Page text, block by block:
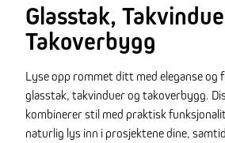
Glasstak,
Takoverbygg
Lyse opp rommet ditt med eleganse og
glasstak, takvinduer og takoverbygg.
kombinerer stil med praktisk
naturlig lys inn i prosjektene dine,